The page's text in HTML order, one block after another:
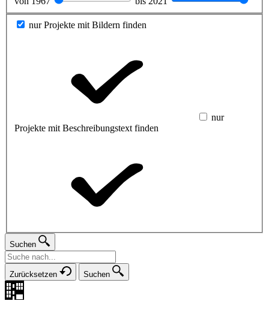
nur Projekte mit Bildern finden
nur
Projekte mit Beschreibungstext finden
Suchen
Zurücksetzen Suchen